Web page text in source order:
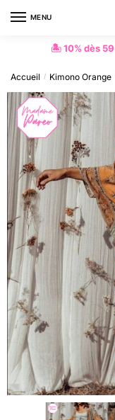
MENU
🏝 10% dès 59
Accueil / Kimono Orange